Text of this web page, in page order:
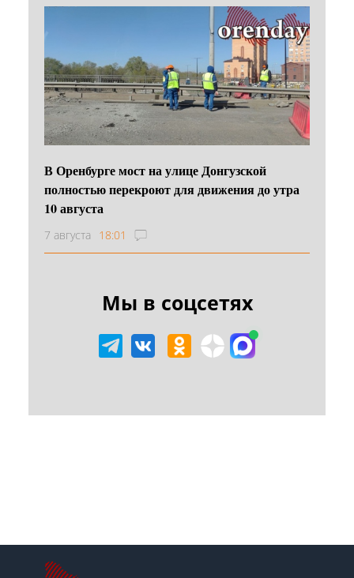
В Оренбурге мост на улице Донгузской
полностью перекроют для движения до утра
10 августа
7 августа 18:01
Мы в соцсетях